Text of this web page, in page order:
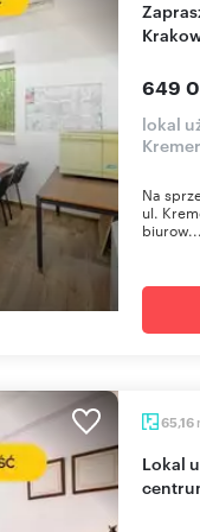
Zapraszam do zakupu lokalu 76 m² w sercu
649
lokal
Na
ul.
65,16
Lokal użytkowy na parterze z witrynami w